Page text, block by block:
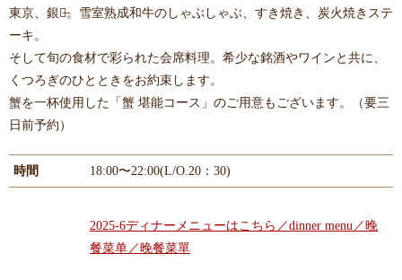
東京、銀座̶。雪室熟成和牛のしゃぶしゃぶ、すき焼き、炭火焼きステ
ーキ。
そして旬の食材で彩られた会席料理。希少な銘酒やワインと共に、
くつろぎのひとときをお約束します。
蟹を一杯使用した「蟹 堪能コース」のご用意もございます。（要三
日前予約）
時間 18:00〜22:00(L/O.20：30)
2025-6ディナーメニューはこちら／dinner menu／晚
餐菜单／晚餐菜單